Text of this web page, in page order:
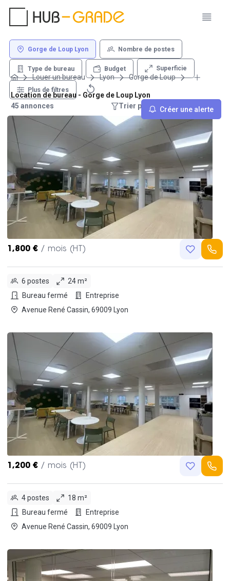
Gorge de Loup Lyon Nombre de postes
Type de bureau Budget Superficie
Plus de filtres
Créer une alerte
Louer un bureau Lyon Gorge de Loup
Location de bureau - Gorge de Loup Lyon
45 annonces
Trier par : Recommandations
1,800 € / mois (HT)
6 postes
24 m²
Bureau fermé
Entreprise
Avenue René Cassin, 69009 Lyon
1,200 € / mois (HT)
4 postes
18 m²
Bureau fermé
Entreprise
Avenue René Cassin, 69009 Lyon